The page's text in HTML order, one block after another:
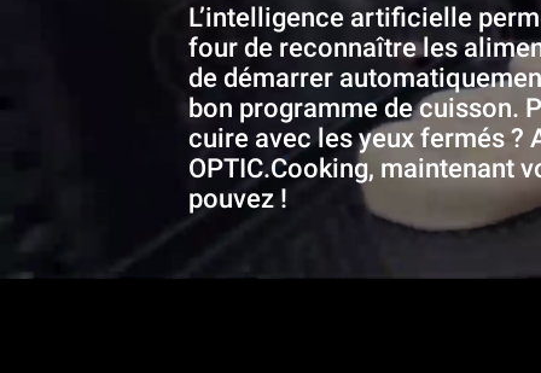
L’intelligence artificielle
four de reconnaître les
de démarrer
bon programme de cuisson.
cuire avec les yeux fermés ?
OPTIC.Cooking, maintenant
pouvez !